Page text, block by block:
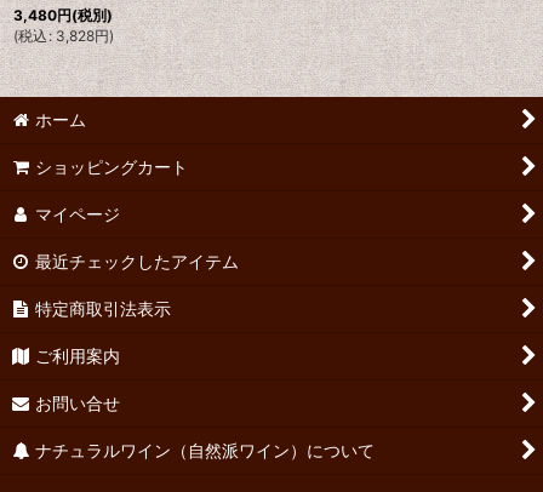
3,480円(税別)
(税込: 3,828円)
ホーム
ショッピングカート
マイページ
最近チェックしたアイテム
特定商取引法表示
ご利用案内
お問い合せ
ナチュラルワイン（自然派ワイン）について